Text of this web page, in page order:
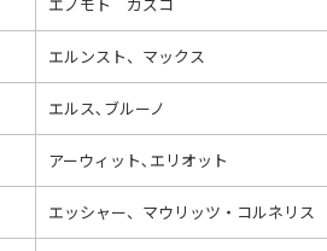
エルンスト、マックス
エルス､ブルーノ
アーウィット､エリオット
エッシャー、マウリッツ・コルネリス